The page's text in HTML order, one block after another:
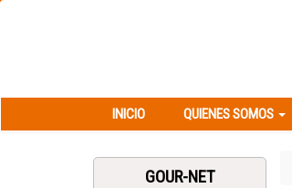
INICIO QUIENES SOMOS
GOUR-NET